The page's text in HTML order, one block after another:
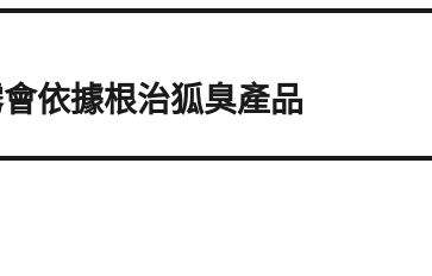
依據根治狐臭產品